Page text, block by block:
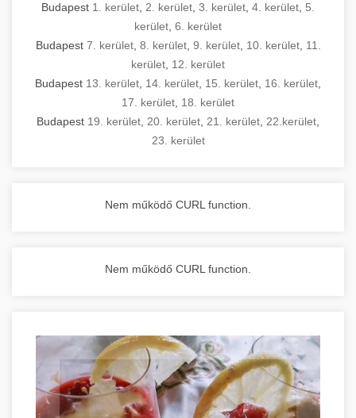
Budapest 1. kerület 2. kerület 3. kerület 4. kerület 5.
kerület 6. kerület
Budapest 7. kerület, 8. kerület, 9. kerület, 10. kerület, 11.
kerület 12. kerület
Budapest 13. kerület 14. kerület 15. kerület 16. kerület
17. kerület 18. kerület
Budapest 19. kerület 20. kerület 21. kerület 22.kerület
23. kerület
Nem működő CURL function.
Nem működő CURL function.